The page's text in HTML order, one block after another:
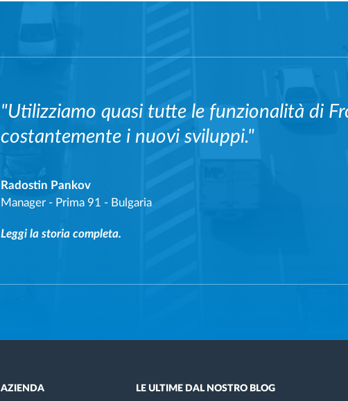
"Utilizziamo quasi tutte le funzionalità di
costantemente i nuovi sviluppi."
Radostin Pankov
Manager - Prima 91 - Bulgaria
Leggi la storia completa.
AZIENDA LE ULTIME DAL NOSTRO BLOG